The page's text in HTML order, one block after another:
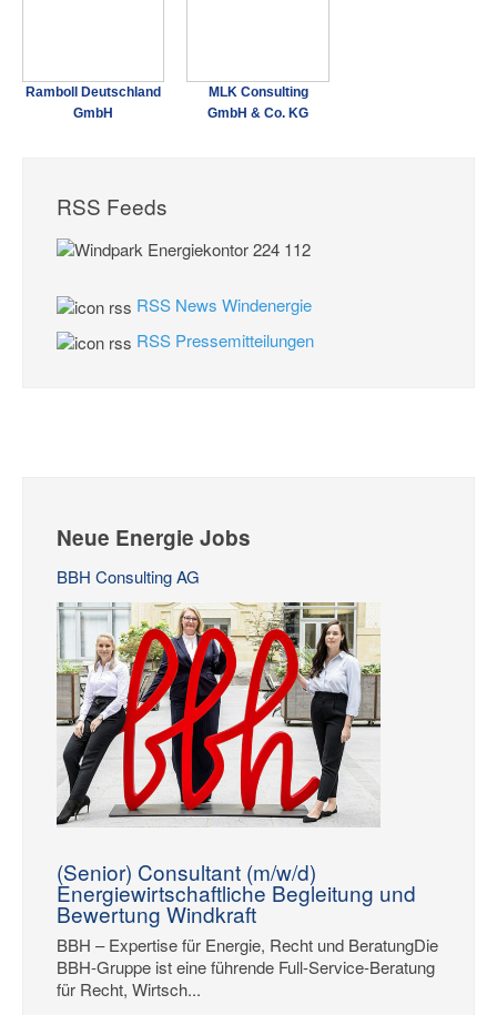
Ramboll Deutschland
GmbH
MLK Consulting
GmbH & Co. KG
RSS Feeds
RSS News Windenergie
RSS Pressemitteilungen
Neue Energie Jobs
BBH Consulting AG
(Senior) Consultant (m/w/d)
Energiewirtschaftliche Begleitung und
Bewertung Windkraft
BBH – Expertise für Energie, Recht und BeratungDie
BBH-Gruppe ist eine führende Full-Service-Beratung
für Recht, Wirtsch...